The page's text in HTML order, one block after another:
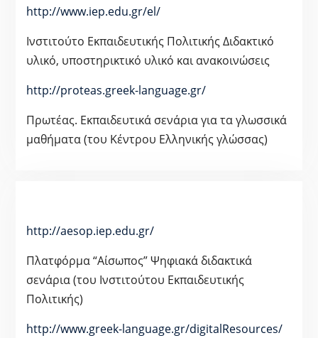
http://www.iep.edu.gr/el/
Ινστιτούτο Εκπαιδευτικής Πολιτικής Διδακτικό
υλικό, υποστηρικτικό υλικό και ανακοινώσεις
http://proteas.greek-language.gr/
Πρωτέας. Εκπαιδευτικά σενάρια για τα γλωσσικά
μαθήματα (του Κέντρου Ελληνικής γλώσσας)
http://aesop.iep.edu.gr/
Πλατφόρμα “Αίσωπος” Ψηφιακά διδακτικά
σενάρια (του Ινστιτούτου Εκπαιδευτικής
Πολιτικής)
http://www.greek-language.gr/digitalResources/